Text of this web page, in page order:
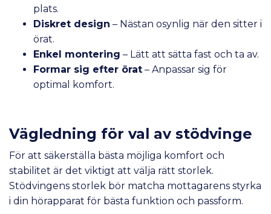
plats.
Diskret design – Nästan osynlig när den sitter i
örat.
Enkel montering – Lätt att sätta fast och ta av.
Formar sig efter örat – Anpassar sig för
optimal komfort.
Vägledning för val av stödvinge
För att säkerställa bästa möjliga komfort och
stabilitet är det viktigt att välja rätt storlek.
Stödvingens storlek bör matcha mottagarens styrka
i din hörapparat för bästa funktion och passform.